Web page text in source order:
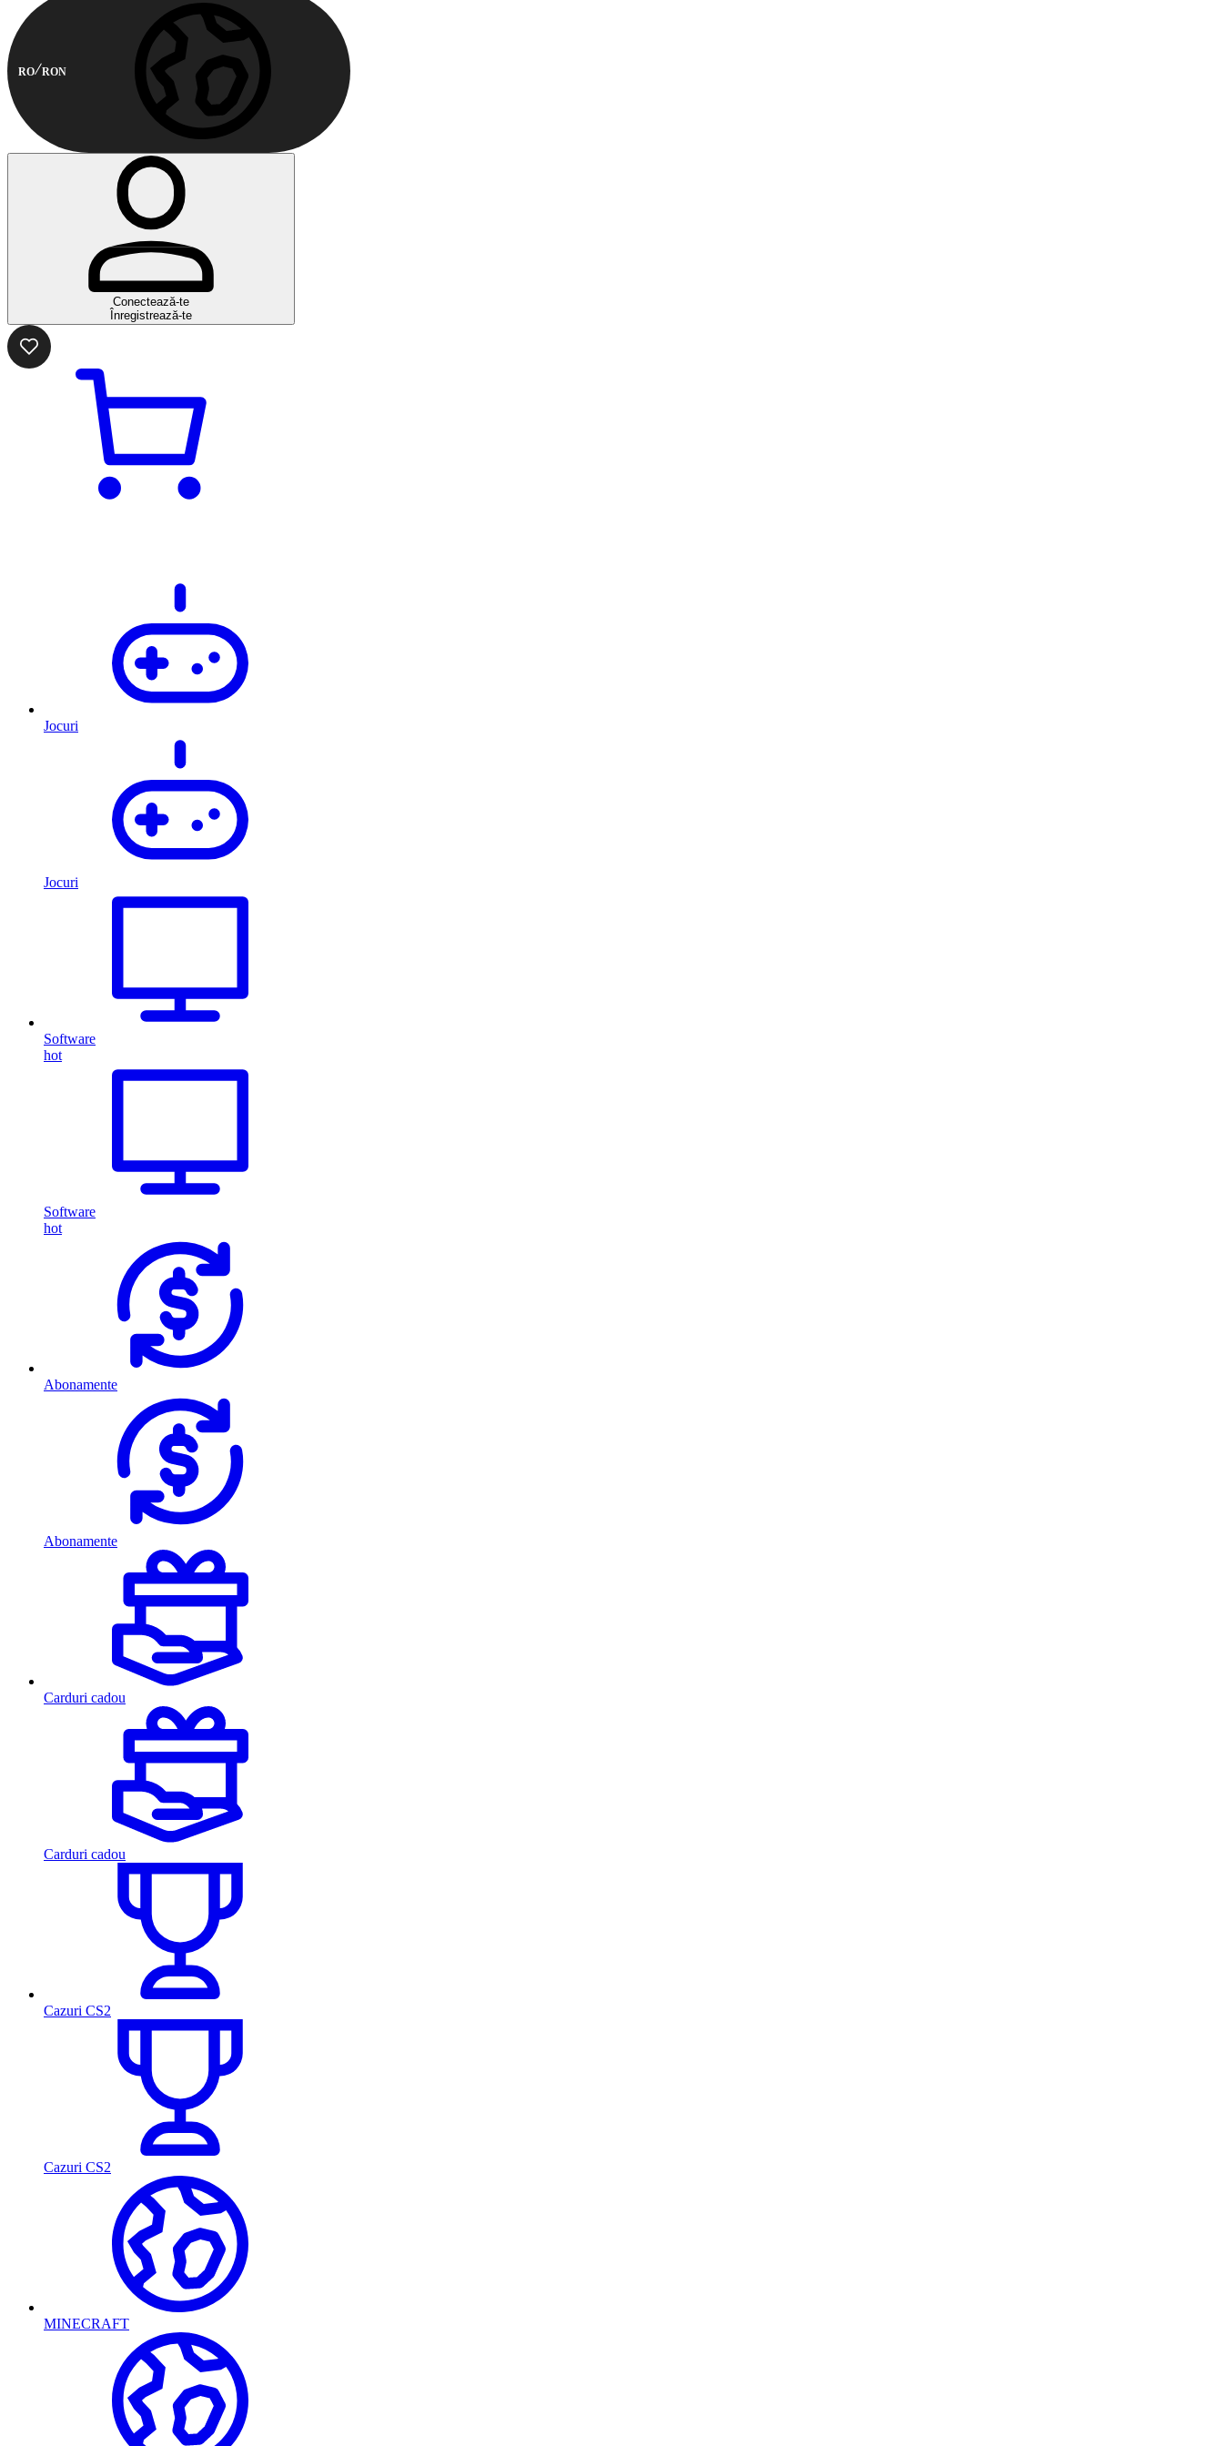
RO RON
Conectează-te
Înregistrează-te
Jocuri
Jocuri
Software
hot
Software
hot
Abonamente
Abonamente
Carduri cadou
Carduri cadou
Cazuri CS2
Cazuri CS2
MINECRAFT